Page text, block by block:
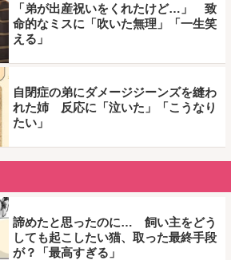
「弟が出産祝いをくれたけど…」 致
命的なミスに「吹いた無理」「一生笑
える」
自閉症の弟にダメージジーンズを縫わ
れた姉 反応に「泣いた」「こうなり
たい」
諦めたと思ったのに… 飼い主をどう
しても起こしたい猫、取った最終手段
が？「最高すぎる」